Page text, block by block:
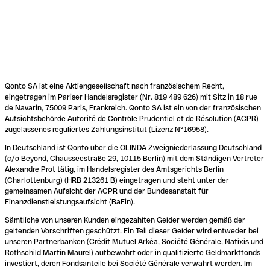
Qonto SA ist eine Aktiengesellschaft nach französischem Recht,
eingetragen im Pariser Handelsregister (Nr. 819 489 626) mit Sitz in 18 rue
de Navarin, 75009 Paris, Frankreich. Qonto SA ist ein von der französischen
Aufsichtsbehörde Autorité de Contrôle Prudentiel et de Résolution (ACPR)
zugelassenes reguliertes Zahlungsinstitut (Lizenz N°16958).
In Deutschland ist Qonto über die OLINDA Zweigniederlassung Deutschland
(c/o Beyond, Chausseestraße 29, 10115 Berlin) mit dem Ständigen Vertreter
Alexandre Prot tätig, im Handelsregister des Amtsgerichts Berlin
(Charlottenburg) (HRB 213261 B) eingetragen und steht unter der
gemeinsamen Aufsicht der ACPR und der Bundesanstalt für
Finanzdienstleistungsaufsicht (BaFin).
Sämtliche von unseren Kunden eingezahlten Gelder werden gemäß der
geltenden Vorschriften geschützt. Ein Teil dieser Gelder wird entweder bei
unseren Partnerbanken (Crédit Mutuel Arkéa, Société Générale, Natixis und
Rothschild Martin Maurel) aufbewahrt oder in qualifizierte Geldmarktfonds
investiert, deren Fondsanteile bei Société Générale verwahrt werden. Im